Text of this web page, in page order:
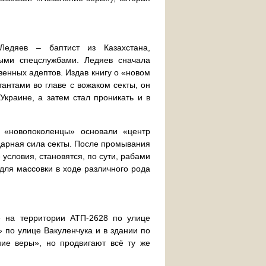
– баптист из Казахстана,
спецслужбами. Ледяев сначала
адептов. Издав книгу о «новом
во главе с вожаком секты, он
а затем стал проникать и в
основали «центр
сила секты. После промывания
становятся, по сути, рабами
массовки в ходе различного рода
на территории АТП-2628 по улице
улице Вакуленчука и в здании по
веры», но продвигают всё ту же